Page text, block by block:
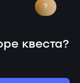
?
квеста?